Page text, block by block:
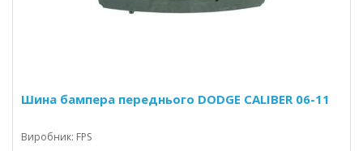
Шина бампера переднього DODGE CALIBER 06-11
Виробник: FPS